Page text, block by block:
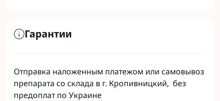
Гарантии
Отправка наложенным платежом или самовывоз
препарата со склада в г. Кропивницкий, без
предоплат по Украине